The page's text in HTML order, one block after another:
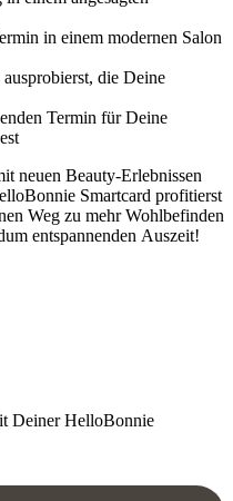
in einem modernen Salon
die Deine
Termin für Deine
neuen Beauty-Erlebnissen
Smartcard profitierst
Weg zu mehr Wohlbefinden
entspannenden Auszeit!
Deiner HelloBonnie